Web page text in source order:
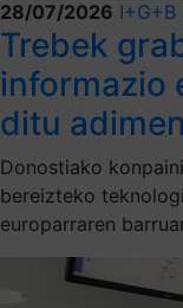
28/07/2026 I+G+B
Trebek
informazio
ditu
Donostiako
bereizteko
europarraren